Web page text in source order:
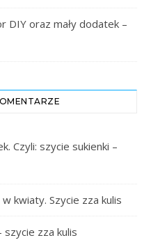
DIY oraz mały dodatek –
Czyli: szycie sukienki –
kwiaty. Szycie zza kulis
zza kulis